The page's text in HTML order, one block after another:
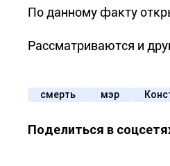
По данному факту
Рассматриваются и
смерть мэр
Поделиться в